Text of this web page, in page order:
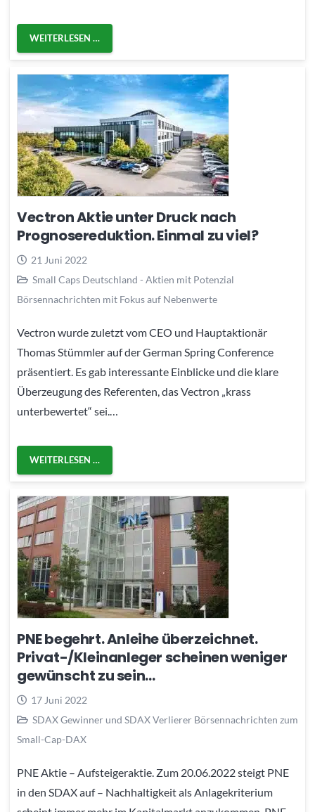
WEITERLESEN …
Vectron Aktie unter Druck nach
Prognosereduktion. Einmal zu viel?
21 Juni 2022
Small Caps Deutschland - Aktien mit Potenzial
Börsennachrichten mit Fokus auf Nebenwerte
Vectron wurde zuletzt vom CEO und Hauptaktionär
Thomas Stümmler auf der German Spring Conference
präsentiert. Es gab interessante Einblicke und die klare
Überzeugung des Referenten, das Vectron „krass
unterbewertet“ sei.…
WEITERLESEN …
PNE begehrt. Anleihe überzeichnet.
Privat-/Kleinanleger scheinen weniger
gewünscht zu sein…
17 Juni 2022
SDAX Gewinner und SDAX Verlierer Börsennachrichten zum
Small-Cap-DAX
PNE Aktie – Aufsteigeraktie. Zum 20.06.2022 steigt PNE
in den SDAX auf – Nachhaltigkeit als Anlagekriterium